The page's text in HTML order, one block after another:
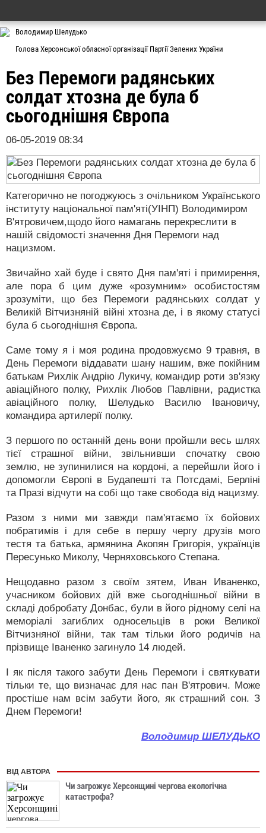
Володимир Шелудько
Голова Херсонської обласної організації Партії Зелених України
Без Перемоги радянських
солдат хтозна де була б
сьогоднішня Європа
06-05-2019 08:34
Категорично не погоджуюсь з очільником Українського
інституту національної пам'яті(УІНП) Володимиром
В'ятровичем,щодо його намагань перекреслити в
нашій свідомості значення Дня Перемоги над
нацизмом.
Звичайно хай буде і свято Дня пам'яті і примирення,
але пора б цим дуже «розумним» особистостям
зрозуміти, що без Перемоги радянських солдат у
Великій Вітчизняній війні хтозна де, і в якому статусі
була б сьогоднішня Європа.
Саме тому я і моя родина продовжуємо 9 травня, в
День Перемоги віддавати шану нашим, вже покійним
батькам Рихлік Андрію Лукичу, командир роти зв'язку
авіаційного полку, Рихлік Любов Павлівни, радистка
авіаційного полку, Шелудько Василю Івановичу,
командира артилерії полку.
З першого по останній день вони пройшли весь шлях
тієї страшної війни, звільнивши спочатку свою
землю, не зупинилися на кордоні, а перейшли його і
допомогли Європі в Будапешті та Потсдамі, Берліні
та Празі відчути на собі що таке свобода від нацизму.
Разом з ними ми завжди пам'ятаємо їх бойових
побратимів і для себе в першу чергу друзів мого
тестя та батька, армянина Акопян Григорія, українців
Пересунько Миколу, Черняховського Степана.
Нещодавно разом з своїм зятем, Иван Иваненко,
учасником бойових дій вже сьогоднішньої війни в
складі добробату Донбас, були в його рідному селі на
меморіалі загиблих односельців в роки Великої
Вітчизняної війни, так там тільки його родичів на
прізвище Іваненко загинуло 14 людей.
І як після такого забути День Перемоги і святкувати
тільки те, що визначає для нас пан В'ятрович. Може
простіше нам всім забути його, як страшний сон. З
Днем Перемоги!
Володимир ШЕЛУДЬКО
ВІД АВТОРА
Чи загрожує Херсонщині чергова екологічна
катастрофа?